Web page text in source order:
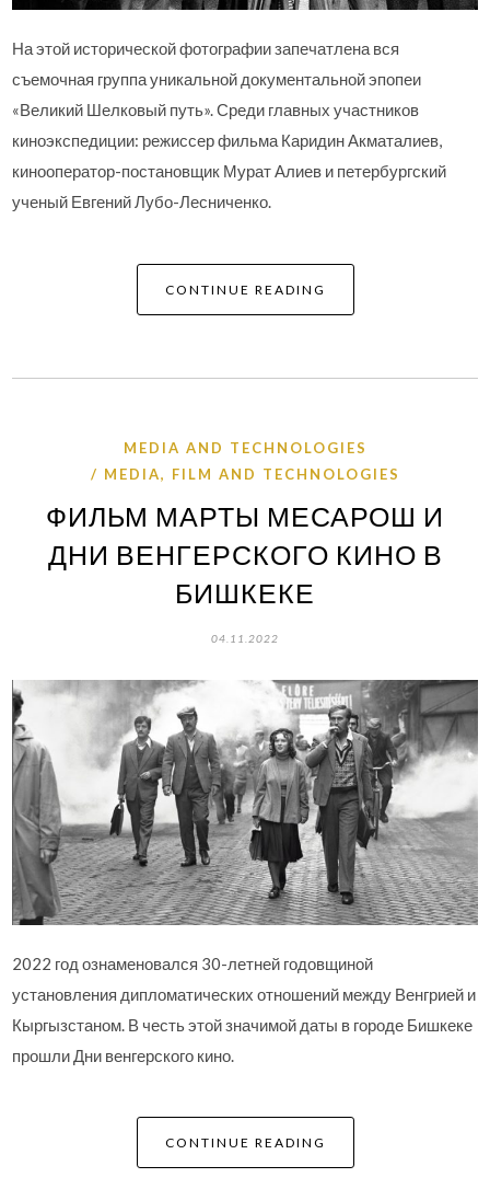
На этой исторической фотографии запечатлена вся
съемочная группа уникальной документальной эпопеи
«Великий Шелковый путь». Среди главных участников
киноэкспедиции: режиссер фильма Каридин Акматалиев,
кинооператор-постановщик Мурат Алиев и петербургский
ученый Евгений Лубо-Лесниченко.
CONTINUE READING
MEDIA AND TECHNOLOGIES
MEDIA, FILM AND TECHNOLOGIES
ФИЛЬМ МАРТЫ МЕСАРОШ И
ДНИ ВЕНГЕРСКОГО КИНО В
БИШКЕКЕ
04.11.2022
2022 год ознаменовался 30-летней годовщиной
установления дипломатических отношений между Венгрией и
Кыргызстаном. В честь этой значимой даты в городе Бишкеке
прошли Дни венгерского кино.
CONTINUE READING